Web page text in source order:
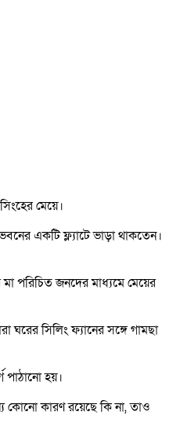
মেয়ে।
একটি ফ্ল্যাটে ভাড়া থাকতেন।
পরিচিত জনদের মাধ্যমে মেয়ের
ঘরের সিলিং ফ্যানের সঙ্গে গামছা
পাঠানো হয়।
কোনো কারণ রয়েছে কি না, তাও